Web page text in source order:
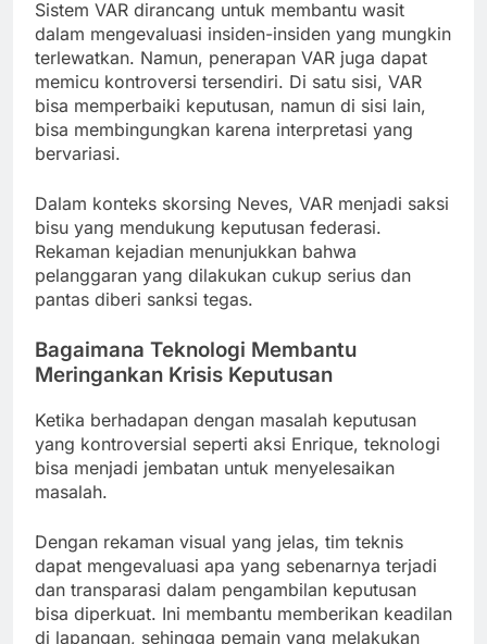
Sistem VAR dirancang untuk membantu wasit
dalam mengevaluasi insiden-insiden yang mungkin
terlewatkan. Namun, penerapan VAR juga dapat
memicu kontroversi tersendiri. Di satu sisi, VAR
bisa memperbaiki keputusan, namun di sisi lain,
bisa membingungkan karena interpretasi yang
bervariasi.
Dalam konteks skorsing Neves, VAR menjadi saksi
bisu yang mendukung keputusan federasi.
Rekaman kejadian menunjukkan bahwa
pelanggaran yang dilakukan cukup serius dan
pantas diberi sanksi tegas.
Bagaimana Teknologi Membantu
Meringankan Krisis Keputusan
Ketika berhadapan dengan masalah keputusan
yang kontroversial seperti aksi Enrique, teknologi
bisa menjadi jembatan untuk menyelesaikan
masalah.
Dengan rekaman visual yang jelas, tim teknis
dapat mengevaluasi apa yang sebenarnya terjadi
dan transparasi dalam pengambilan keputusan
bisa diperkuat. Ini membantu memberikan keadilan
di lapangan, sehingga pemain yang melakukan